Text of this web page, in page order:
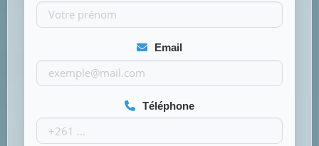
Email
Téléphone